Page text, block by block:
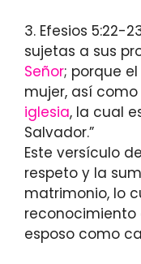
3. Efesios 5:22-
sujetas a sus
Señor; porque
mujer, así como
iglesia, la cual
Salvador.”
Este versículo
respeto y la
matrimonio, lo
reconocimiento
esposo como